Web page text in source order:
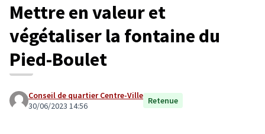
Mettre en valeur et
végétaliser la fontaine du
Pied-Boulet
Conseil de quartier Centre-Ville
30/06/2023 14:56
Retenue